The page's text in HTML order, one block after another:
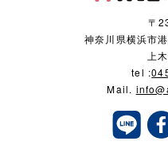
〒
神奈川県横浜市
上
tel :
Mail.